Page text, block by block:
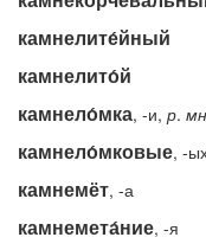
камнелите́йный
камнелито́й
камнело́мка, -и, р. мн
камнело́мковые, -
камнемёт, -а
камнемета́ние, -я